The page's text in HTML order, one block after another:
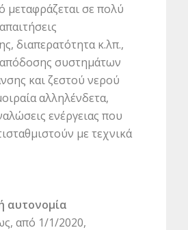
μεταφράζεται σε πολύ
διαπερατότητα κ.λπ.,
συστημάτων
και ζεστού νερού
αλληλένδετα,
ενέργειας που
με τεχνικά
αυτονομία
από 1/1/2020,